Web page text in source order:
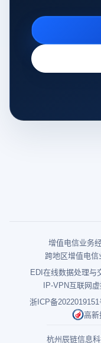
增值电信业务
跨地区增值电
EDI在线数据处理与
IP-VPN互联网
浙ICP备2022019151
高新
杭州辰链信息